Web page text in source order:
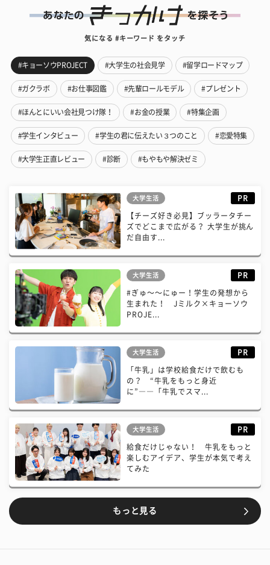
気になる #キーワード をタッチ
#キョーソウPROJECT #大学生の社会見学 #留学ロードマップ
#ガクラボ #お仕事図鑑 #先輩ロールモデル #プレゼント
#ほんとにいい会社見つけ隊！ #お金の授業 #特集企画
#学生インタビュー #学生の君に伝えたい３つのこと #恋愛特集
#大学生正直レビュー #診断 #もやもや解決ゼミ
大学生活 PR
【チーズ好き必見】ブッラータチー
ズでどこまで広がる？ 大学生が挑ん
だ自由す...
大学生活 PR
#ぎゅ〜〜にゅー！学生の発想から
生まれた！ Jミルク×キョーソウ
PROJE...
大学生活 PR
「牛乳」は学校給食だけで飲むも
の？ “牛乳をもっと身近
に”――「牛乳でスマ...
大学生活 PR
給食だけじゃない！ 牛乳をもっと
楽しむアイデア、学生が本気で考え
てみた
もっと見る